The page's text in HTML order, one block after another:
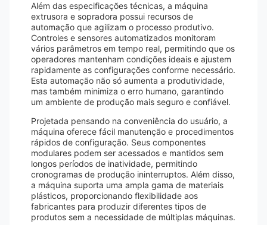
Além das especificações técnicas, a máquina
extrusora e sopradora possui recursos de
automação que agilizam o processo produtivo.
Controles e sensores automatizados monitoram
vários parâmetros em tempo real, permitindo que os
operadores mantenham condições ideais e ajustem
rapidamente as configurações conforme necessário.
Esta automação não só aumenta a produtividade,
mas também minimiza o erro humano, garantindo
um ambiente de produção mais seguro e confiável.
Projetada pensando na conveniência do usuário, a
máquina oferece fácil manutenção e procedimentos
rápidos de configuração. Seus componentes
modulares podem ser acessados ​​e mantidos sem
longos períodos de inatividade, permitindo
cronogramas de produção ininterruptos. Além disso,
a máquina suporta uma ampla gama de materiais
plásticos, proporcionando flexibilidade aos
fabricantes para produzir diferentes tipos de
produtos sem a necessidade de múltiplas máquinas.